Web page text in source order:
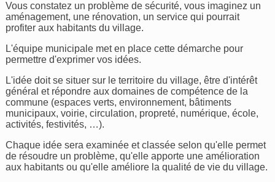
Vous constatez un problème de sécurité, vous imaginez un
aménagement, une rénovation, un service qui pourrait
profiter aux habitants du village.
L'équipe municipale met en place cette démarche pour
permettre d'exprimer vos idées.
L'idée doit se situer sur le territoire du village, être d'intérêt
général et répondre aux domaines de compétence de la
commune (espaces verts, environnement, bâtiments
municipaux, voirie, circulation, propreté, numérique, école,
activités, festivités, …).
Chaque idée sera examinée et classée selon qu'elle permet
de résoudre un problème, qu'elle apporte une amélioration
aux habitants ou qu'elle améliore la qualité de vie du village.